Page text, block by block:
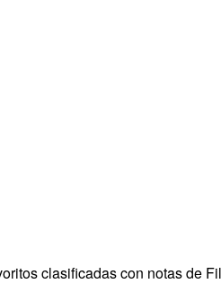
clasificadas con notas de